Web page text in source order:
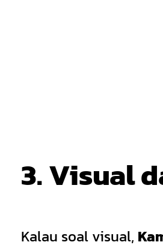
3. Visual
Kalau soal visual,